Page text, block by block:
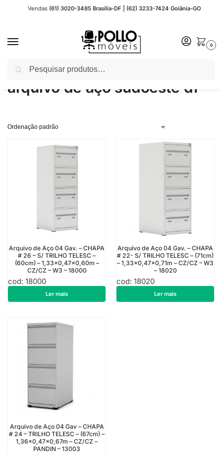
Vendas (61) 3020-3485 Brasília-DF | (62) 3233-7424 Goiânia-GO
0
Início Produtos marcados com a tag “arquivo de aço sudoeste df”
arquivo de aço sudoeste df
Arquivo de Aço 04 Gav. – CHAPA
# 26 – S/ TRILHO TELESC –
(60cm) – 1,33×0,47×0,60m –
CZ/CZ – W3 – 18000
cod: 18000
R$913,50
Ler mais
Arquivo de Aço 04 Gav. – CHAPA
# 22- S/ TRILHO TELESC – (71cm)
– 1,33×0,47×0,71m – CZ/CZ – W3
– 18020
cod: 18020
1.178,10
Ler mais
Arquivo de Aço 04 Gav – CHAPA
# 24 – TRILHO TELESC – (67cm) –
1,36×0,47×0,67m – CZ/CZ –
PANDIN – 13003